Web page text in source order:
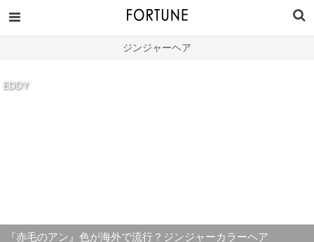
ジンジャーヘア
EDDY
『赤毛のアン』色が海外で流行？ジンジャーカラーヘア